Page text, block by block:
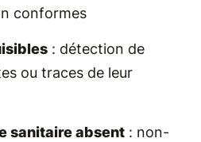
conformes
: détection de
ou traces de leur
sanitaire absent : non-